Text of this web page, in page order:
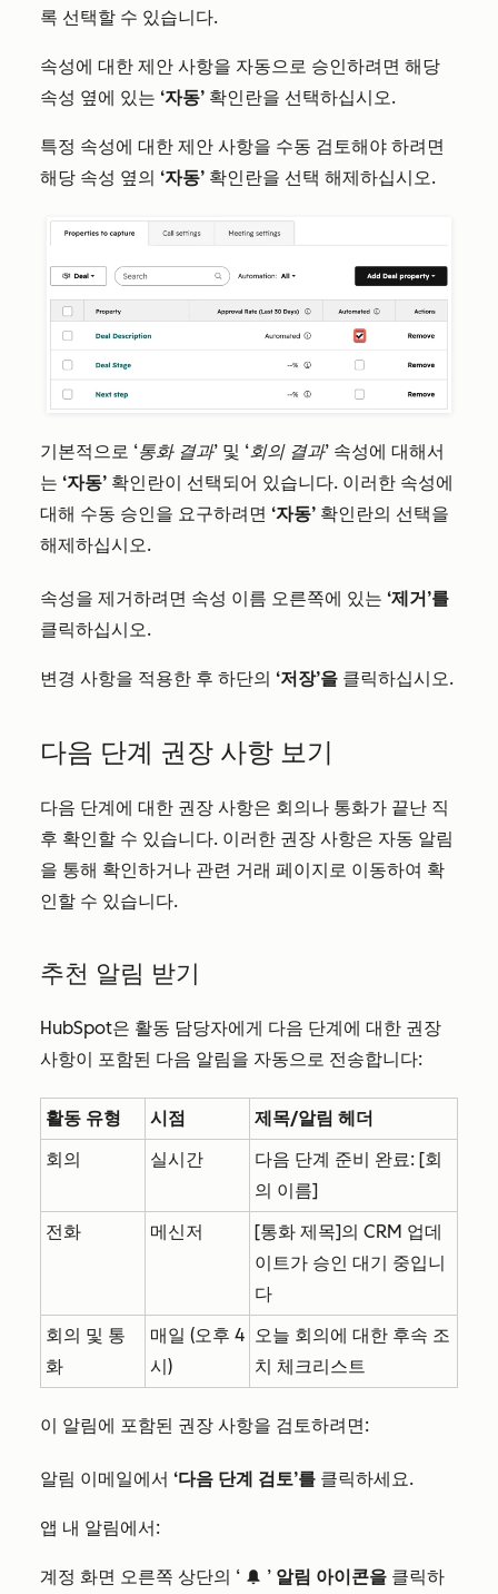
록 선택할 수 있습니다.
속성에 대한 제안 사항을 자동으로 승인하려면 해당
속성 옆에 있는 ‘자동’ 확인란을 선택하십시오.
특정 속성에 대한 제안 사항을 수동 검토해야 하려면
해당 속성 옆의 ‘자동’ 확인란을 선택 해제하십시오.
기본적으로 ‘통화 결과’ 및 ‘회의 결과’ 속성에 대해서
는 ‘자동’ 확인란이 선택되어 있습니다. 이러한 속성에
대해 수동 승인을 요구하려면 ‘자동’ 확인란의 선택을
해제하십시오.
속성을 제거하려면 속성 이름 오른쪽에 있는 ‘제거’를
클릭하십시오.
변경 사항을 적용한 후 하단의 ‘저장’을 클릭하십시오.
다음 단계 권장 사항 보기
다음 단계에 대한 권장 사항은 회의나 통화가 끝난 직
후 확인할 수 있습니다. 이러한 권장 사항은 자동 알림
을 통해 확인하거나 관련 거래 페이지로 이동하여 확
인할 수 있습니다.
추천 알림 받기
HubSpot은 활동 담당자에게 다음 단계에 대한 권장
사항이 포함된 다음 알림을 자동으로 전송합니다:
활동 유형 시점
제목/알림 헤더
회의
실시간
다음 단계 준비 완료: [회
의 이름]
전화
메신저
[통화 제목]의 CRM 업데
이트가 승인 대기 중입니
다
회의 및 통
화
매일 (오후 4
시)
오늘 회의에 대한 후속 조
치 체크리스트
이 알림에 포함된 권장 사항을 검토하려면:
알림 이메일에서 ‘다음 단계 검토’를 클릭하세요.
앱 내 알림에서:
계정 화면 오른쪽 상단의 ‘ notification ’ 알림 아이콘을 클릭하